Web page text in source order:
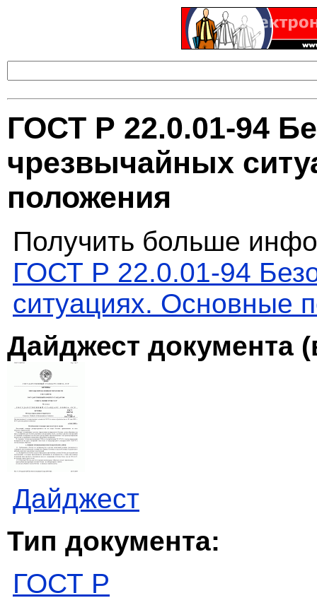
ГОСТ Р 22.0.01-94
чрезвычайных
положения
Получить больше
ГОСТ Р 22.0.01-94
ситуациях. Основные
Дайджест документа
Дайджест
Тип документа:
ГОСТ Р